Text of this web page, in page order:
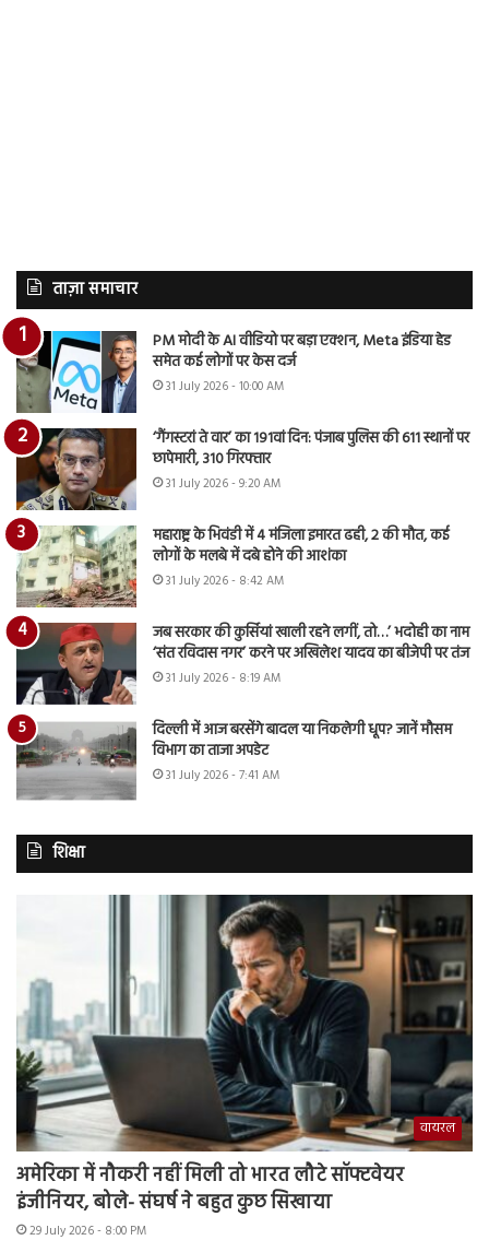
ताज़ा समाचार
PM मोदी के AI वीडियो पर बड़ा एक्शन, Meta इंडिया हेड
समेत कई लोगों पर केस दर्ज
31 July 2026 - 10:00 AM
‘गैंगस्टरां ते वार’ का 191वां दिन: पंजाब पुलिस की 611 स्थानों पर
छापेमारी, 310 गिरफ्तार
31 July 2026 - 9:20 AM
महाराष्ट्र के भिवंडी में 4 मंजिला इमारत ढही, 2 की मौत, कई
लोगों के मलबे में दबे होने की आशंका
31 July 2026 - 8:42 AM
जब सरकार की कुर्सियां खाली रहने लगीं, तो…’ भदोही का नाम
‘संत रविदास नगर’ करने पर अखिलेश यादव का बीजेपी पर तंज
31 July 2026 - 8:19 AM
दिल्ली में आज बरसेंगे बादल या निकलेगी धूप? जानें मौसम
विभाग का ताजा अपडेट
31 July 2026 - 7:41 AM
शिक्षा
वायरल
अमेरिका में नौकरी नहीं मिली तो भारत लौटे सॉफ्टवेयर
इंजीनियर, बोले- संघर्ष ने बहुत कुछ सिखाया
29 July 2026 - 8:00 PM